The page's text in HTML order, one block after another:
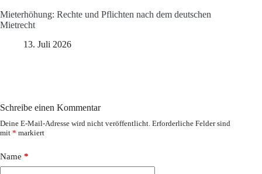
Mieterhöhung: Rechte und Pflichten nach dem deutschen
Mietrecht
13. Juli 2026
Schreibe einen Kommentar
Deine E-Mail-Adresse wird nicht veröffentlicht. Erforderliche Felder sind
mit * markiert
Name *